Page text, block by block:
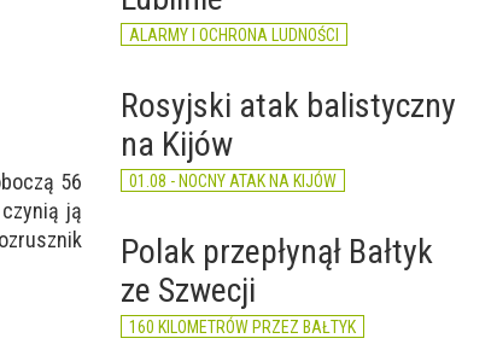
56
ją
ALARMY I OCHRONA LUDNOŚCI
Rosyjski atak balistyczny
na Kijów
01.08 - NOCNY ATAK NA KIJÓW
Polak przepłynął Bałtyk
ze Szwecji
160 KILOMETRÓW PRZEZ BAŁTYK